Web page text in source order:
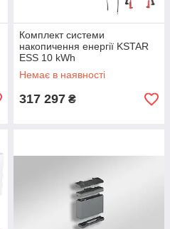
Комплект системи
накопичення енергії KSTAR
ESS 10 kWh
Немає в наявності
317 297 ₴